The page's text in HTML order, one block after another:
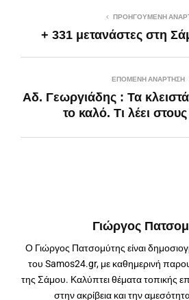
ΠΡΟΗΓΟΎΜΕΝΗ
+ 331 μετανάστες στη
ΕΠΌΜΕΝΗ ΑΝΆΡΤΗΣΗ
Αδ. Γεωργιάδης : Τα κλειστά
το καλό. Τι λέει
Γιώργος
Ο Γιώργος Πατσομύτης είναι
του Samos24.gr, με καθημερινή
της Σάμου. Καλύπτει θέματα τοπικής
στην ακρίβεια και την